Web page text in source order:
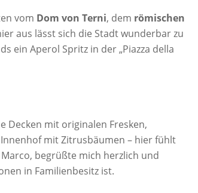
vom Dom von Terni, dem römischen
aus lässt sich die Stadt wunderbar zu
ein Aperol Spritz in der „Piazza della
Decken mit originalen Fresken,
mit Zitrusbäumen – hier fühlt
begrüßte mich herzlich und
in Familienbesitz ist.